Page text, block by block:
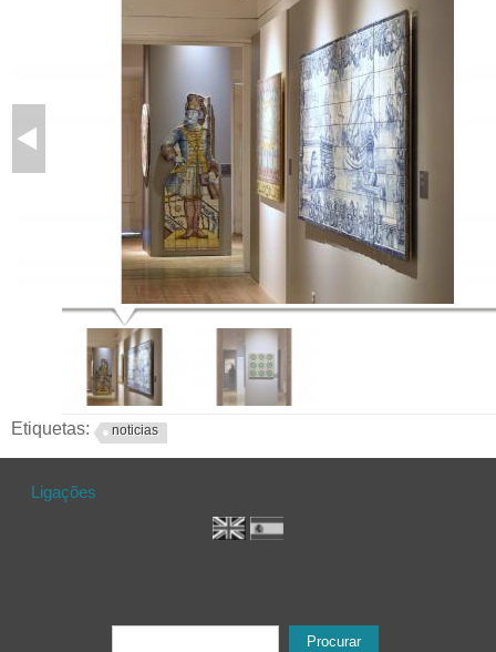
Etiquetas: noticias
Ligações
Formulário de procura